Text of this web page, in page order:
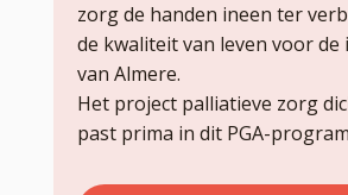
zorg de handen ineen ter
de kwaliteit van leven voor de
van Almere.
Het project palliatieve zorg
past prima in dit PGA-